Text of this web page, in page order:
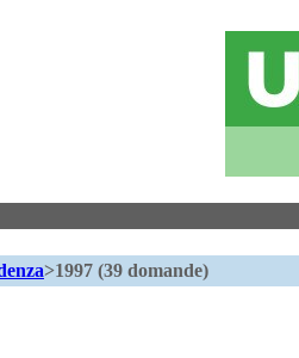
>1997 (39 domande)